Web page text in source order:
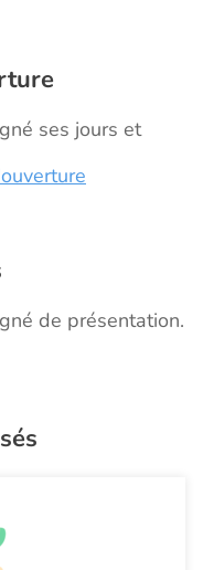
ses jours et
de présentation.